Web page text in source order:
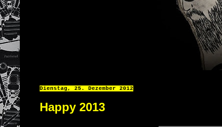
Dienstag, 25. Dezember 2012
Happy 2013